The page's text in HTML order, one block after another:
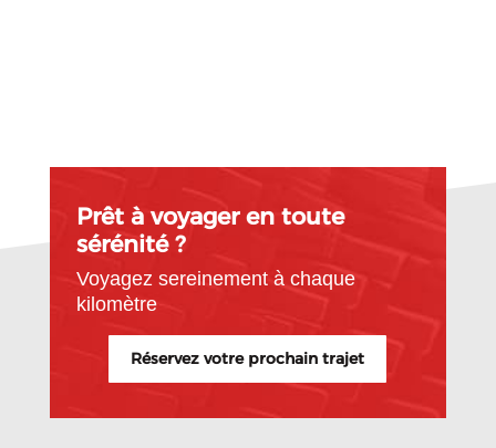
Prêt à voyager en toute
sérénité ?
Voyagez sereinement à chaque
kilomètre
Réservez votre prochain trajet